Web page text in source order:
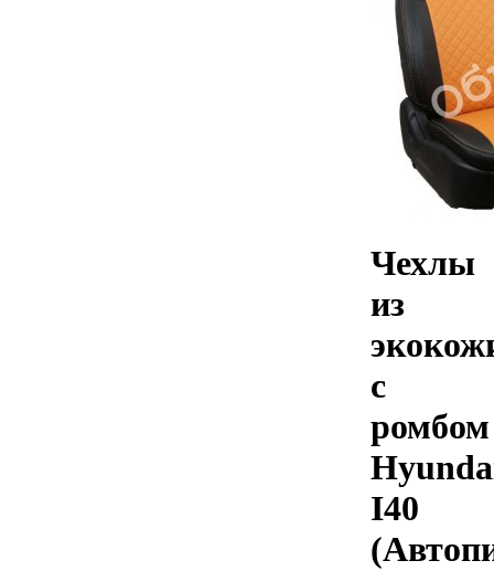
Чехлы
из
с
ромбом
I40